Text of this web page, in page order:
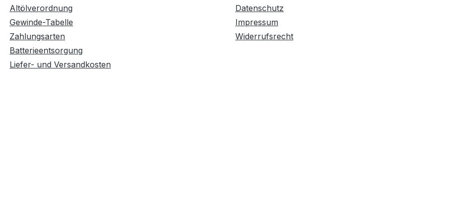
Altölverordnung
Gewinde-Tabelle
Zahlungsarten
Batterieentsorgung
Liefer- und Versandkosten
Datenschutz
Impressum
Widerrufsrecht